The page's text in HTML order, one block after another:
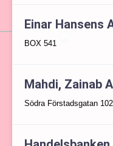
Einar Hansens
BOX 541
Mahdi, Zainab
Södra Förstadsgatan 102